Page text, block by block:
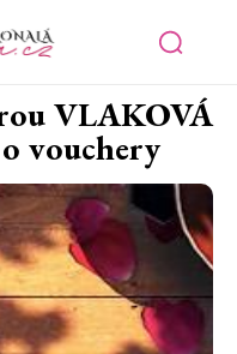
VLAKOVÁ
vouchery